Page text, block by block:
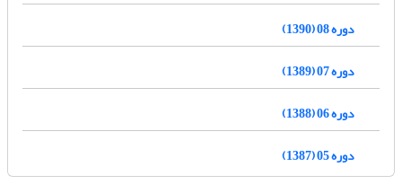
دوره 08 (1390)
دوره 07 (1389)
دوره 06 (1388)
دوره 05 (1387)